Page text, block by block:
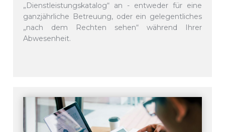
„Dienstleistungskatalog“ an - entweder für eine
ganzjährliche Betreuung, oder ein gelegentliches
„nach dem Rechten sehen“ während Ihrer
Abwesenheit.